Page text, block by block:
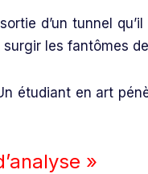
d’un tunnel
les fantômes
étudiant en art
»